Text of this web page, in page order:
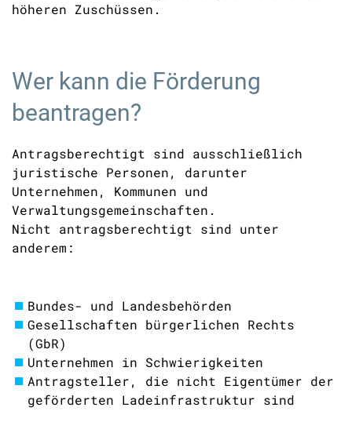
höheren Zuschüssen.
Wer kann die Förderung
beantragen?
Antragsberechtigt sind ausschließlich
juristische Personen, darunter
Unternehmen, Kommunen und
Verwaltungsgemeinschaften.
Nicht antragsberechtigt sind unter
anderem:
Bundes- und Landesbehörden
Gesellschaften bürgerlichen Rechts
(GbR)
Unternehmen in Schwierigkeiten
Antragsteller, die nicht Eigentümer der
geförderten Ladeinfrastruktur sind